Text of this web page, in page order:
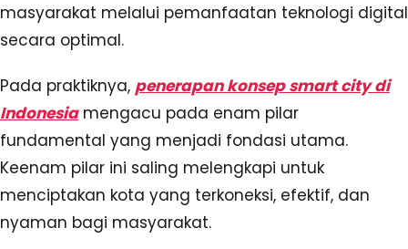
masyarakat melalui pemanfaatan teknologi digital
secara optimal.
Pada praktiknya, penerapan konsep smart city di
Indonesiamengacu pada enam pilar
fundamental yang menjadi fondasi utama.
Keenam pilar ini saling melengkapi untuk
menciptakan kota yang terkoneksi, efektif, dan
nyaman bagi masyarakat.